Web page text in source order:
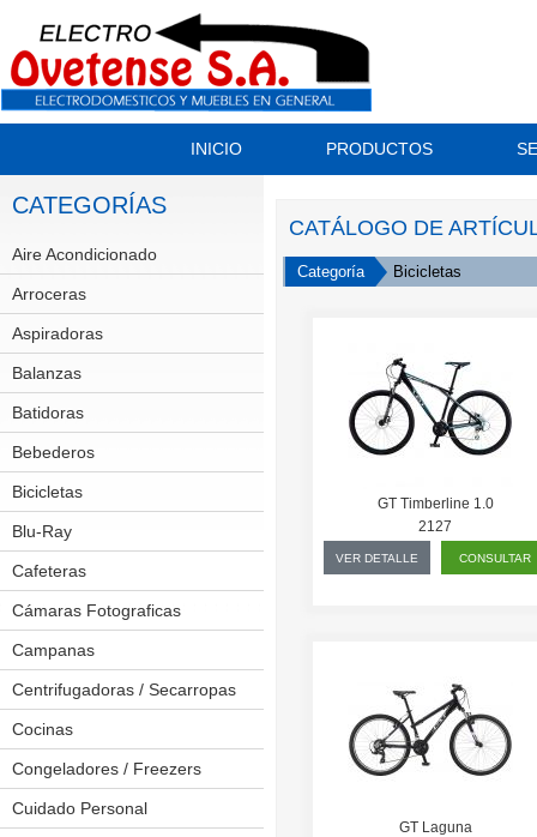
INICIO PRODUCTOS
CATEGORÍAS
Aire Acondicionado
Split
Arroceras
Aspiradoras
Balanzas
Batidoras
Bebederos
Bicicletas
Blu-Ray
Cafeteras
Cámaras Fotograficas
Campanas
Centrifugadoras / Secarropas
Cocinas
Placas A Inducción
Congeladores / Freezers
Cuidado Personal
CATÁLOGO DE
Categoría Bicicletas
GT Timberline 1.0
2127
VER DETALLE CONSULTAR
GT Laguna